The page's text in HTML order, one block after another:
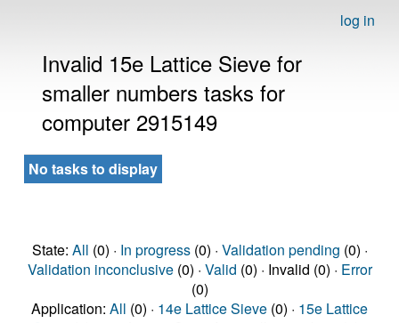
log in
Invalid 15e Lattice Sieve for
smaller numbers tasks for
computer 2915149
No tasks to display
State: All (0) · In progress(0) · Validation pending (0) ·
Validation inconclusive(0) · Valid (0) · Invalid (0) · Error
(0)
Application: All (0) · 14e Lattice Sieve (0) · 15e Lattice